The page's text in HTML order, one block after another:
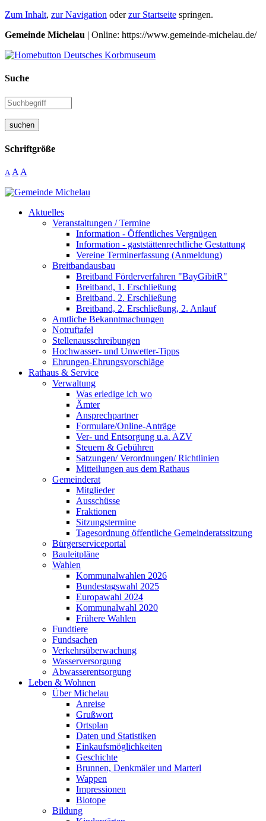
Zum Inhalt, zur Navigation oderzur Startseite springen.
Gemeinde Michelau | Online: https://www.gemeinde-michelau.de/
Suche
suchen
Schriftgröße
A A A
Aktuelles
Veranstaltungen / Termine
Information - Öffentliches Vergnügen
Information - gaststättenrechtliche Gestattung
Vereine Terminerfassung (Anmeldung)
Breitbandausbau
Breitband Förderverfahren "BayGibitR"
Breitband, 1. Erschließung
Breitband, 2. Erschließung
Breitband, 2. Erschließung, 2. Anlauf
Amtliche Bekanntmachungen
Notruftafel
Stellenausschreibungen
Hochwasser- und Unwetter-Tipps
Ehrungen-Ehrungsvorschläge
Rathaus & Service
Verwaltung
Was erledige ich wo
Ämter
Ansprechpartner
Formulare/Online-Anträge
Ver- und Entsorgung u.a. AZV
Steuern & Gebühren
Satzungen/ Verordnungen/ Richtlinien
Mitteilungen aus dem Rathaus
Gemeinderat
Mitglieder
Ausschüsse
Fraktionen
Sitzungstermine
Tagesordnung öffentliche Gemeinderatssitzung
Bürgerserviceportal
Bauleitpläne
Wahlen
Kommunalwahlen 2026
Bundestagswahl 2025
Europawahl 2024
Kommunalwahl 2020
Frühere Wahlen
Fundtiere
Fundsachen
Verkehrsüberwachung
Wasserversorgung
Abwasserentsorgung
Leben & Wohnen
Über Michelau
Anreise
Grußwort
Ortsplan
Daten und Statistiken
Einkaufsmöglichkeiten
Geschichte
Brunnen, Denkmäler und Marterl
Wappen
Impressionen
Biotope
Bildung